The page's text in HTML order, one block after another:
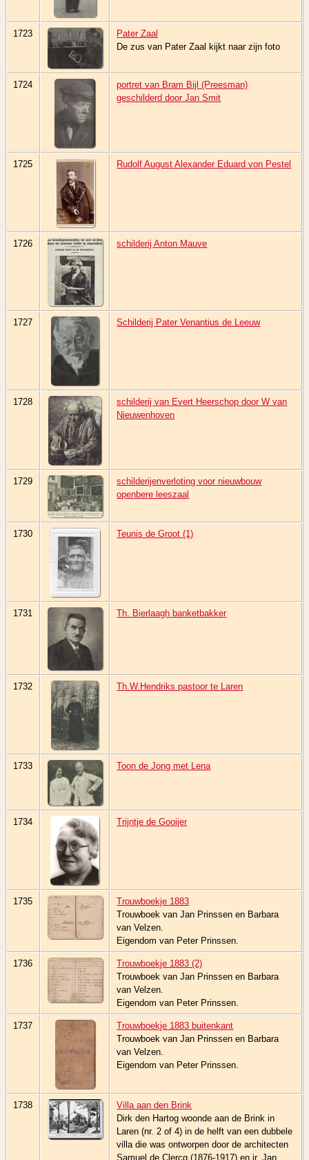
1723
Pater Zaal
De zus van Pater Zaal kijkt naar zijn foto
1724
portret van Bram Bijl (Preesman)
geschilderd door Jan Smit
1725 Rudolf August Alexander Eduard von Pestel
1726 schilderij Anton Mauve
1727 Schilderij Pater Venantius de Leeuw
1728
schilderij van Evert Heerschop door W van
Nieuwenhoven
1729
schilderijenverloting voor nieuwbouw
openbere leeszaal
1730 Teunis de Groot (1)
1731 Th. Bierlaagh banketbakker
1732 Th.W.Hendriks pastoor te Laren
1733 Toon de Jong met Lena
1734 Trijntje de Gooijer
1735
Trouwboekje 1883
Trouwboek van Jan Prinssen en Barbara
van Velzen.
Eigendom van Peter Prinssen.
1736
Trouwboekje 1883 (2)
Trouwboek van Jan Prinssen en Barbara
van Velzen.
Eigendom van Peter Prinssen.
1737
Trouwboekje 1883 buitenkant
Trouwboek van Jan Prinssen en Barbara
van Velzen.
Eigendom van Peter Prinssen.
1738
Villa aan den Brink
Dirk den Hartog woonde aan de Brink in
Laren (nr. 2 of 4) in de helft van een dubbele
villa die was ontworpen door de architecten
Samuel de Clercq (1876-1917) en ir. Jan